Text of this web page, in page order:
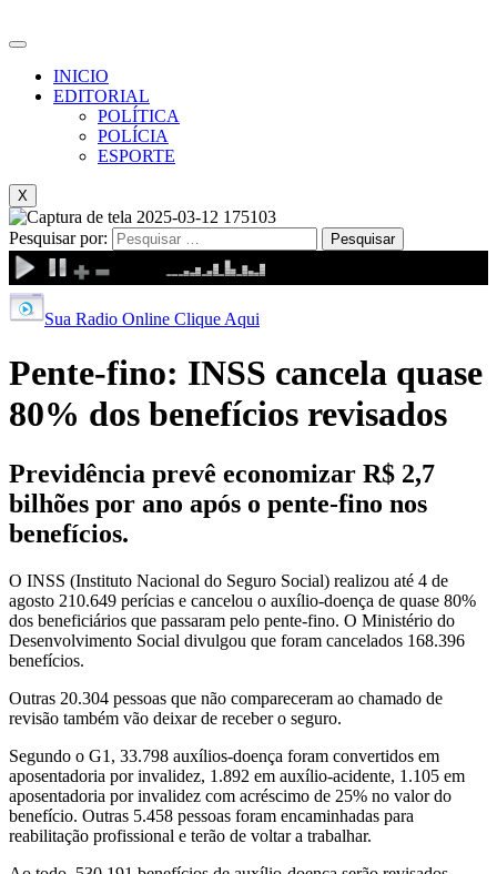
INICIO
EDITORIAL
POLÍTICA
POLÍCIA
ESPORTE
X
Pesquisar por:
Sua Radio Online Clique Aqui
Pente-fino: INSS cancela quase
80% dos benefícios revisados
Previdência prevê economizar R$ 2,7
bilhões por ano após o pente-fino nos
benefícios.
O INSS (Instituto Nacional do Seguro Social) realizou até 4 de
agosto 210.649 perícias e cancelou o auxílio-doença de quase 80%
dos beneficiários que passaram pelo pente-fino. O Ministério do
Desenvolvimento Social divulgou que foram cancelados 168.396
benefícios.
Outras 20.304 pessoas que não compareceram ao chamado de
revisão também vão deixar de receber o seguro.
Segundo o G1, 33.798 auxílios-doença foram convertidos em
aposentadoria por invalidez, 1.892 em auxílio-acidente, 1.105 em
aposentadoria por invalidez com acréscimo de 25% no valor do
benefício. Outras 5.458 pessoas foram encaminhadas para
reabilitação profissional e terão de voltar a trabalhar.